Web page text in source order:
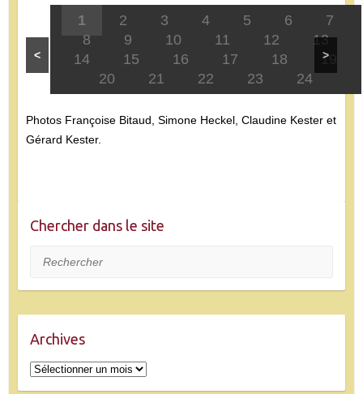
< >
1 2 3 4 5 6
7
8
9 10 11 12
13
14
15 16 17 18
19
20
21 22 23 24
Photos Françoise Bitaud, Simone Heckel, Claudine Kester et
Gérard Kester.
Chercher dans le site
Rechercher
Archives
Archives